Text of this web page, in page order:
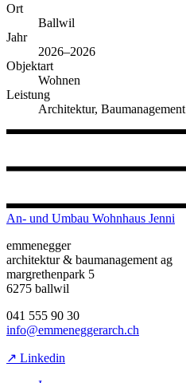
Ort
Ballwil
Jahr
2026–2026
Objektart
Wohnen
Leistung
Architektur, Baumanagement
An- und Umbau Wohnhaus Jenni
emmenegger
architektur & baumanagement ag
margrethenpark 5
6275 ballwil
041 555 90 30
info@emmeneggerarch.ch
↗ Linkedin